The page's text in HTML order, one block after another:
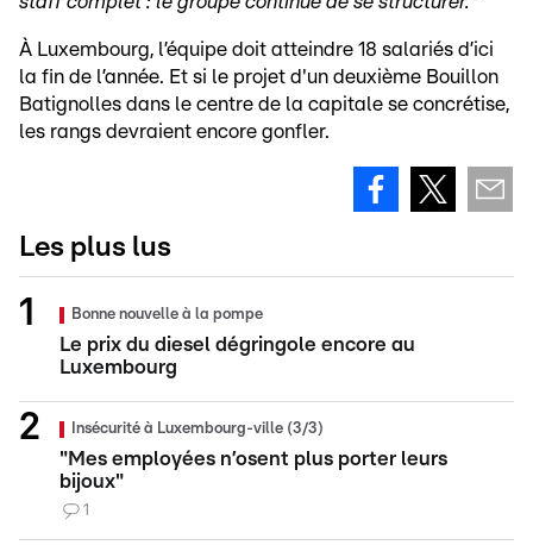
À Luxembourg, l’équipe doit atteindre 18 salariés d’ici
la fin de l’année. Et si le projet d'un deuxième Bouillon
Batignolles dans le centre de la capitale se concrétise,
les rangs devraient encore gonfler.
Les plus lus
Bonne nouvelle à la pompe
Le prix du diesel dégringole encore au
Luxembourg
Insécurité à Luxembourg-ville (3/3)
"Mes employées n’osent plus porter leurs
bijoux"
1